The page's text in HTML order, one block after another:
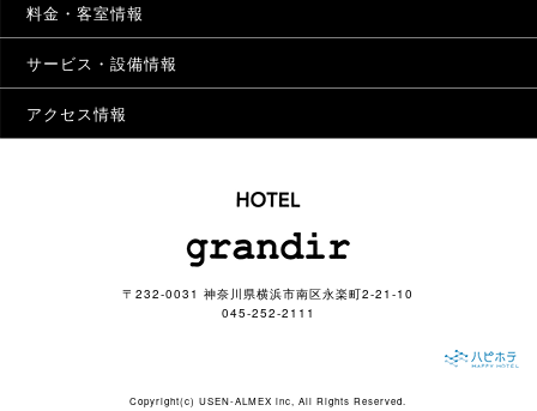
料金・客室情報
サービス・設備情報
アクセス情報
〒232-0031 神奈川県横浜市南区永楽町2-21-10
045-252-2111
Copyright(c)USEN-ALMEX inc, All Rights Reserved.